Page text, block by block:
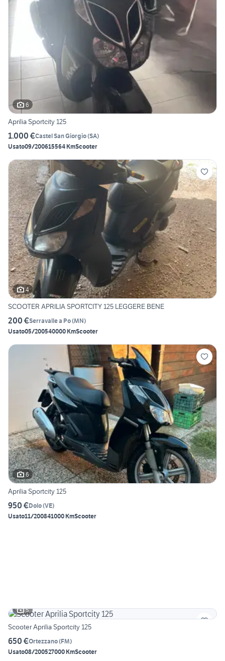
6
Aprilia Sportcity 125
1.000 €Castel San Giorgio(SA)
Usato09/200615564 KmScooter
4
SCOOTER APRILIA SPORTCITY 125 LEGGERE BENE
200 €Serravalle a Po(MN)
Usato05/200540000 KmScooter
6
Aprilia Sportcity 125
950 €Dolo(VE)
Usato11/200841000 KmScooter
5
Scooter Aprilia Sportcity 125
650 €Ortezzano(FM)
Usato08/200527000 KmScooter